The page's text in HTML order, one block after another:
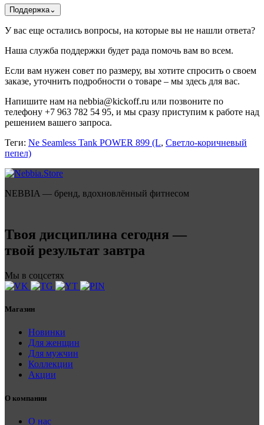
Поддержка⌄
У вас еще остались вопросы, на которые вы не нашли ответа?
Наша служба поддержки будет рада помочь вам во всем.
Если вам нужен совет по размеру, вы хотите спросить о своем
заказе, уточнить подробности о товаре – мы здесь для вас.
Напишите нам на nebbia@kickoff.ru или позвоните по
телефону +7 963 782 54 95, и мы сразу приступим к работе над
решением вашего запроса.
Теги: Ne Seamless Tank POWER 899 (L, Светло-коричневый
пепел)
NEBBIA — бренд, вдохновлённый фитнесом
Твоя дисциплина сегодня —
твой результат завтра
Мы в соцсетях
Магазин
Новинки
Для женщин
Для мужчин
Коллекции
Акции
О компании
О нас